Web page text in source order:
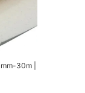
30m |